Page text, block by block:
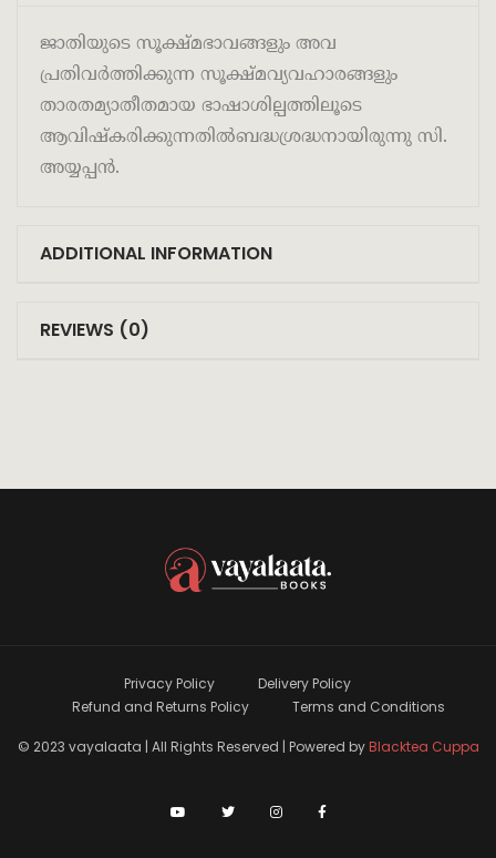
ജാതിയുടെ സൂക്ഷ്മഭാവങ്ങളും അവ
പ്രതിവര്‍ത്തിക്കുന്ന സൂക്ഷ്മവ്യവഹാരങ്ങളും
താരതമ്യാതീതമായ ഭാഷാശില്പത്തിലൂടെ
ആവിഷ്‌കരിക്കുന്നതില്‍‌ബദ്ധശ്രദ്ധനായിരുന്നു സി.
അയ്യപ്പന്‍.
ADDITIONAL INFORMATION
REVIEWS (0)
© 2023 vayalaata | All Rights Reserved | Powered byBlacktea Cuppa
Privacy Policy
Delivery Policy
Refund and Returns Policy
Terms and Conditions